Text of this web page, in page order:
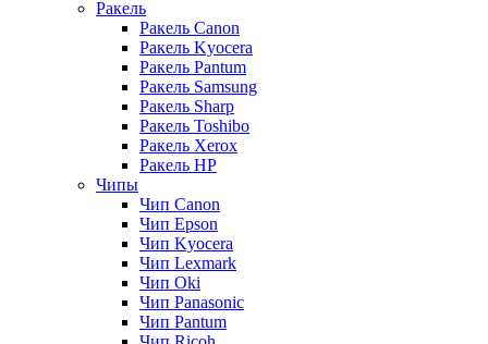
Ракель
Ракель Canon
Ракель Kyocera
Ракель Pantum
Ракель Samsung
Ракель Sharp
Ракель Toshibo
Ракель Xerox
Ракель НР
Чипы
Чип Canon
Чип Epson
Чип Kyocera
Чип Lexmark
Чип Oki
Чип Panasonic
Чип Pantum